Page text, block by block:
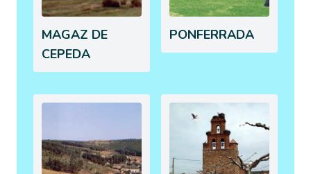
MAGAZ DE
CEPEDA
PONFERRADA